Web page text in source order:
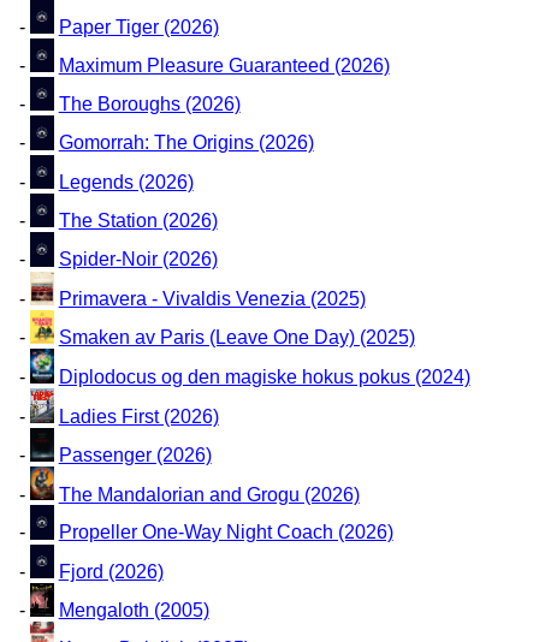
-
Paper Tiger (2026)
-
Maximum Pleasure Guaranteed (2026)
-
The Boroughs (2026)
-
Gomorrah: The Origins (2026)
-
Legends (2026)
-
The Station (2026)
-
Spider-Noir (2026)
-
Primavera - Vivaldis Venezia (2025)
-
Smaken av Paris (Leave One Day) (2025)
-
Diplodocus og den magiske hokus pokus (2024)
-
Ladies First (2026)
-
Passenger (2026)
-
The Mandalorian and Grogu (2026)
-
Propeller One-Way Night Coach (2026)
-
Fjord (2026)
-
Mengaloth (2005)